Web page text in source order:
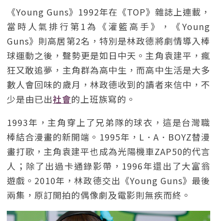
《Young Guns》1992年在《TOP》雜誌上連載，
當時人氣排行第1為《灌籃高手》，《Young
Guns》則高居第2名，特別是林政德將劇情導入棒
球運動之後，聲勢更是如日中天。主角袁建平，瘋
狂又敢追夢，主角群為高中生，而高中生活是大多
數人會回味的歲月，林政德收到的讀者來信中，不
少是由已出社會的上班族寫的。
1993年，主角穿上了兄弟隊的球衣，這是台灣職
棒結合漫畫的新開端。1995年，L．A．BOYZ替漫
畫打歌，主角袁建平也成為光陽機車ZAP50的代言
人；除了出過卡通錄影帶，1996年還出了大富翁
遊戲。2010年，林政德交出《Young Guns》最後
兩集，原訂開拍的偶像劇及電影則無疾而終。